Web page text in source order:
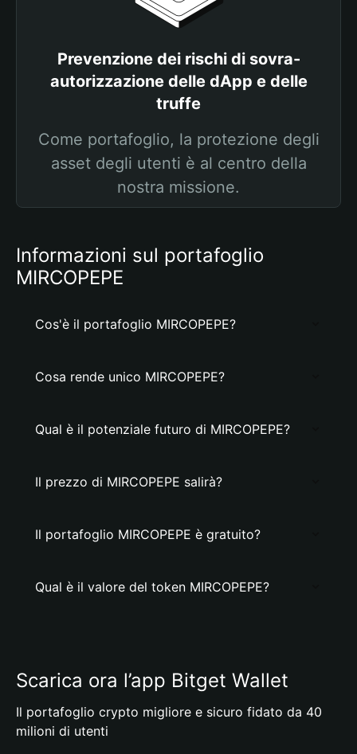
Prevenzione dei rischi di sovra-
autorizzazione delle dApp e delle
truffe
Come portafoglio, la protezione degli
asset degli utenti è al centro della
nostra missione.
Informazioni sul portafoglio
MIRCOPEPE
Cos'è il portafoglio MIRCOPEPE?
Cosa rende unico MIRCOPEPE?
Qual è il potenziale futuro di MIRCOPEPE?
Il prezzo di MIRCOPEPE salirà?
Il portafoglio MIRCOPEPE è gratuito?
Qual è il valore del token MIRCOPEPE?
Scarica ora l’app Bitget Wallet
Il portafoglio crypto migliore e sicuro fidato da 40
milioni di utenti